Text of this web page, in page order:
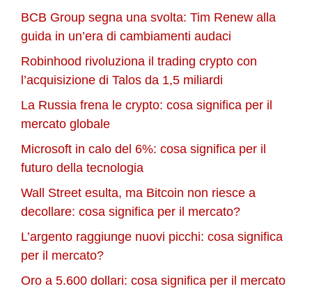
BCB Group segna una svolta: Tim Renew alla
guida in un’era di cambiamenti audaci
Robinhood rivoluziona il trading crypto con
l’acquisizione di Talos da 1,5 miliardi
La Russia frena le crypto: cosa significa per il
mercato globale
Microsoft in calo del 6%: cosa significa per il
futuro della tecnologia
Wall Street esulta, ma Bitcoin non riesce a
decollare: cosa significa per il mercato?
L’argento raggiunge nuovi picchi: cosa significa
per il mercato?
Oro a 5.600 dollari: cosa significa per il mercato